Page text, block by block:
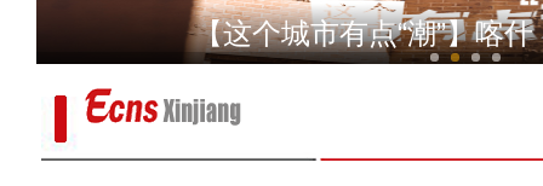
初秋时分实拍新疆伊犁
【这个城市有点“潮”】喀